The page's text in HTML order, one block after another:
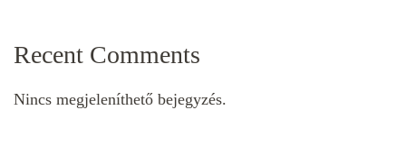
Recent Comments
Nincs megjeleníthető bejegyzés.